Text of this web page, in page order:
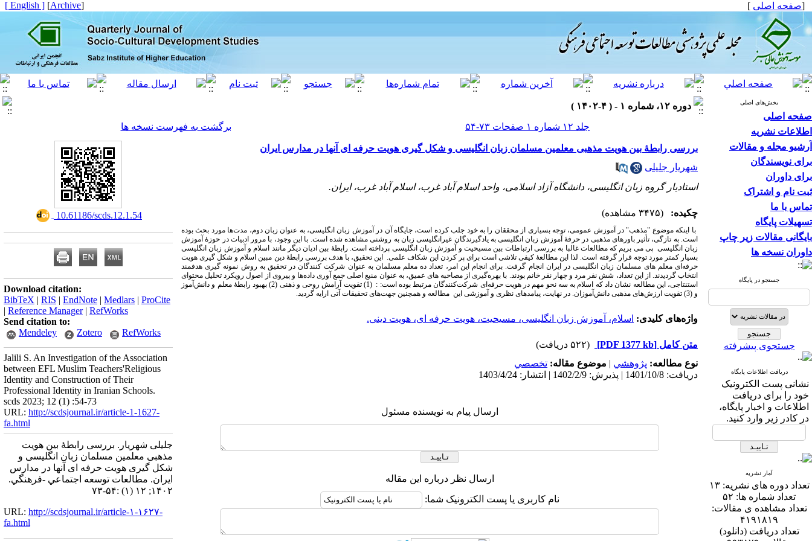
[صفحه اصلی ]
[
Archive
]
[ English ]
بخش‌های اصلی
صفحه اصلی
اطلاعات نشریه
آرشیو مجله و مقالات
برای نویسندگان
برای داوران
ثبت نام و اشتراک
تماس با ما
تسهیلات پایگاه
بایگانی مقالات زیر چاپ
داوران نسخه ها
جستجو در پایگاه
جستجوی پیشرفته
دریافت اطلاعات پایگاه
نشانی پست الکترونیک
خود را برای دریافت
اطلاعات و اخبار پایگاه،
در کادر زیر وارد کنید.
آمار نشریه
تعداد دوره های نشریه:۱۳
تعداد شماره ها: ۵۲
تعداد مشاهده ی مقالات:
۴۱۹۱۸۱۹
تعداد دریافت (دانلود)
دوره ۱۲، شماره ۱ - ( ۴-۱۴۰۲ )
جلد ۱۲ شماره ۱ صفحات ۷۳-۵۴
برگشت به فهرست نسخه ها
بررسی رابطۀ بین هویت مذهبی معلمین مسلمان زبان انگلیسی و شکل گیری هویت حرفه ای آنها در مدارس ایران
شهریار جلیلی
استادیار گروه زبان انگلیسی، دانشگاه آزاد اسلامی، واحد اسلام آباد غرب، اسلام آباد غرب، ایران.
چکیده: (۳۴۷۵ مشاهده)
با اینکه موضوع "مذهب" در آموزش عمومی، توجه بسیاری از محققان را به خود جلب کرده است، جایگاه آن در آموزش زبان انگلیسی، به عنوان زبان دوم، مدت‌ها مورد بحث بوده
است. به تازگی، تأثیر باورهای مذهبی در حرفۀ آموزش زبان انگلیسی به یادگیرندگان غیرانگلیسی زبان به روشنی مشاهده شده است. با این وجود، با مرور ادبیات در حوزۀ آموزش
زبان انگلیسی پی می­ بریم که مطالعات غالبا به بررسی ارتباطات بین مسیحیت و آموزش زبان انگلیسی پرداخته است. رابطۀ بین ادیان دیگر مانند اسلام و آموزش زبان انگلیسی
بسیار کمتر مورد توجه قرار گرفته است. لذا این مطالعۀ کیفی تلاشی است برای پر کردن این شکاف علمی.
این تحقیق، با هدف بررسی رابطۀ دین مبین اسلام و شکل­ گیری هویت
حرفه‌ای معلم­ های مسلمان زبان انگلیسی در ایران انجام گرفت. برای انجام این امر، تعداد ده معلم مسلمان به عنوان شرکت­ کنندگان در تحقیق به روش نمونه­ گیری هدفمند
انتخاب گردیدند. از این تعداد، شش نفر مرد و چهار نفر خانم بودند. با بهره‌گیری از مصاحبه­ های عمیق، به عنوان منبع اصلی جمع ­آوری داده‌ها و پیروی از اصول رویکرد تحلیل محتوای
استنتاجی، این مطالعه نشان داد که اسلام به سه نحو مهم در هویت حرفه‌ای شرکت‌کنندگان مرتبط بوده است: : (1) تقویت آرامش روحی و ذهنی (2) بهبود رابطۀ معلم و دانش‌آموز
و (3) تقویت ارزش‌های مذهبی دانش‌آموزان. در نهایت، پیامدهای نظری و آموزشی این مطالعه و همچنین جهت‌های تحقیقات آتی ارایه گردید.
واژه‌های کلیدی: اسلام، آموزش زبان انگلیسی، مسیحیت، هویت حرفه ای، هویت دینی.
متن کامل [PDF 1377 kb]
(۵۲۲ دریافت)
نوع مطالعه: پژوهشي | موضوع مقاله: تخصصي
دریافت: 1401/10/8 | پذیرش: 1402/2/9 | انتشار: 1403/4/24
ارسال پیام به نویسنده مسئول
ارسال نظر درباره این مقاله
نام کاربری یا پست الکترونیک شما:
‎ 10.61186/scds.12.1.54
Download citation:
BibTeX | RIS | EndNote | Medlars | ProCite
| Reference Manager| RefWorks
Send citation to:
Mendeley
Zotero RefWorks
Jalili S. An Investigation of the Association
between EFL Muslim Teachers'Religious
Identity and Construction of Their
Professional Identity in Iranian Schools.
scds 2023; 12 (1) :54-73
URL: http://scdsjournal.ir/article-1-1627-
fa.html
جلیلی شهریار. بررسی رابطۀ بین هویت
مذهبی معلمین مسلمان زبان انگلیسی و
شکل گیری هویت حرفه ای آنها در مدارس
ایران. مطالعات توسعه اجتماعي -فرهنگي.
۱۴۰۲; ۱۲ (۱) :۵۴-۷۳
URL: http://scdsjournal.ir/article-۱-۱۶۲۷-
fa.html